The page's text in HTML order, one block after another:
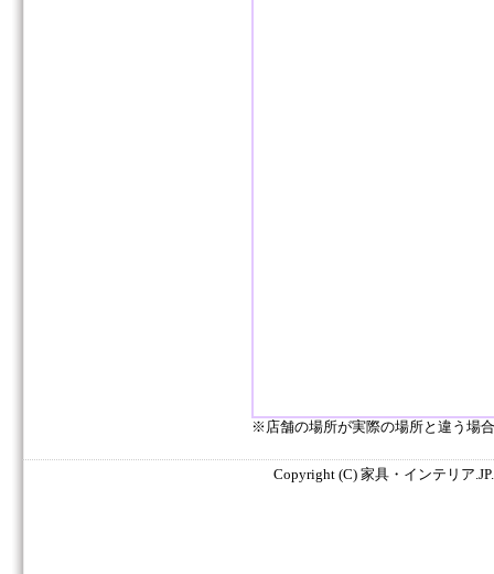
※店舗の場所が実際の場所と違う場
Copyright (C) 家具・インテリア